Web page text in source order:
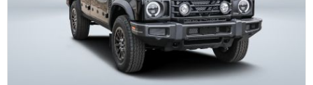
100% SÉCURITAIRE
Soumettre
URL de capture d`écran
Partagez un lien vers une capture d`écran ou une vidéo
illustrant le problème (facultatif). Vous pouvez importer
votre fichier sur des services comme Google Drive,
Dropbox, Imgur ou OneDrive et coller le lien ici.